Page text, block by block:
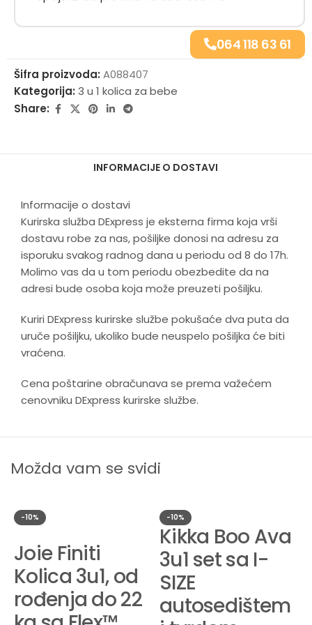
Maksimalna udobnost:
okrenuti ka roditelju ili u smeru vožnje), sa potpuno
podesivim naslonom za leđa u više položaja i podesivim
Šta dobijate?
Lagana aluminijumska šasija
Kaily autosedište (Grupa 0+, do 13 kg)
Prostrana korpa za kupovinu
Tehničke specifikacije
KARAKTERISTIKA SPECIFIKACIJA
11.2 kg (šasija sa sedalnim delom)
Dimenzije
otvorenih kolica
95 x 60 x 106 cm
sklopljenih kolica
bebu
autosedišta
Tip materijala
Aluminijumski ram, visokokvalitetni
poliester i eko-koža
Održavanje i garancija
064 118 63 61
Šifra proizvoda: A088407
Kategorija: 3 u 1 kolica za bebe
Share:
INFORMACIJE O DOSTAVI
Informacije o dostavi
Kurirska služba DExpress je eksterna firma koja vrši
dostavu robe za nas, pošiljke donosi na adresu za
isporuku svakog radnog dana u periodu od 8 do 17h.
Molimo vas da u tom periodu obezbedite da na
adresi bude osoba koja može preuzeti pošiljku.
Kuriri DExpress kurirske službe pokušaće dva puta da
uruče pošiljku, ukoliko bude neuspelo pošiljka će biti
vraćena.
Cena poštarine obračunava se prema važećem
cenovniku DExpress kurirske službe.
Možda vam se svidi
-10%
Joie Finiti
Kolica 3u1, od
rođenja do 22
-10%
Kikka Boo Ava
3u1 set sa I-
SIZE
autosedištem